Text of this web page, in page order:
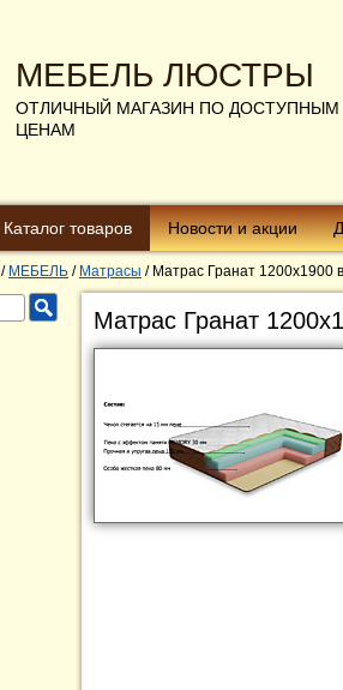
МЕБЕЛЬ ЛЮСТРЫ
ОТЛИЧНЫЙ МАГАЗИН ПО ДОСТУПНЫМ
ЦЕНАМ
Каталог товаров Новости и акции
/ МЕБЕЛЬ / Матрасы / Матрас Гранат 1200х1900
Матрас Гранат